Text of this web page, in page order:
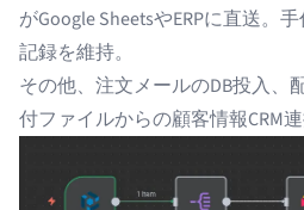
がGoogle SheetsやERPに直送。
記録を維持。
その他、注文メールのDB投入、
付ファイルからの顧客情報CRM連